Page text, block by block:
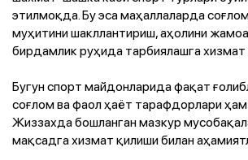
этилмоқда. Бу эса маҳаллаларда
муҳитини шакллантириш, аҳолини
бирдамлик руҳида тарбиялашга хизмат
Бугун спорт майдонларида фақат
соғлом ва фаол ҳаёт тарафдорлари
Жиззахда бошланган мазкур
мақсадга хизмат қилиши билан